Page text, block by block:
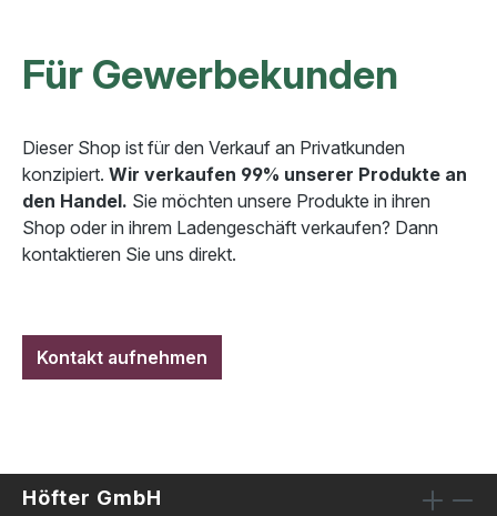
Für Gewerbekunden
Dieser Shop ist für den Verkauf an Privatkunden
konzipiert. Wir verkaufen 99% unserer Produkte an
den Handel. Sie möchten unsere Produkte in ihren
Shop oder in ihrem Ladengeschäft verkaufen? Dann
kontaktieren Sie uns direkt.
Kontakt aufnehmen
Höfter GmbH